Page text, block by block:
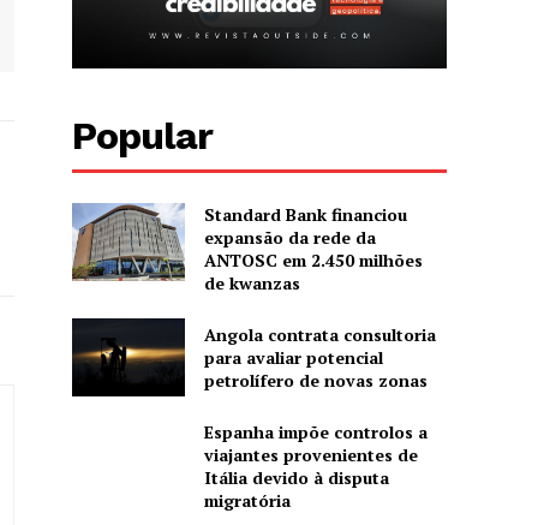
Popular
Standard Bank financiou
expansão da rede da
ANTOSC em 2.450 milhões
de kwanzas
Angola contrata consultoria
para avaliar potencial
petrolífero de novas zonas
Espanha impõe controlos a
viajantes provenientes de
Itália devido à disputa
migratória